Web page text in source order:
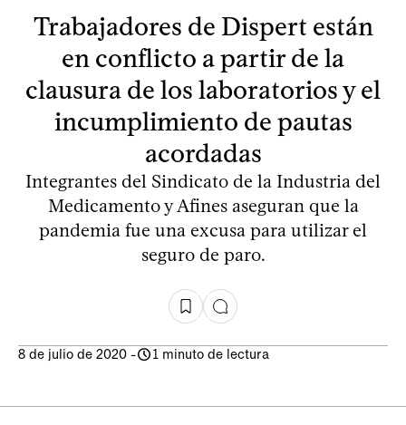
Trabajadores de Dispert están
en conflicto a partir de la
clausura de los laboratorios y el
incumplimiento de pautas
acordadas
Integrantes del Sindicato de la Industria del
Medicamento y Afines aseguran que la
pandemia fue una excusa para utilizar el
seguro de paro.
8 de julio de 2020 - 1 minuto de lectura